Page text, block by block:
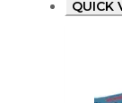
QUICK